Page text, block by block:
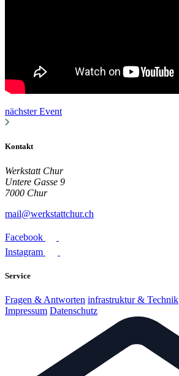
nächster Event
Kontakt
Werkstatt Chur
Untere Gasse 9
7000 Chur
mail@werkstattchur.ch
Facebook
Instagram
Service
Fragen & Antworten infrastruktur & Technik
Impressum Datenschutz